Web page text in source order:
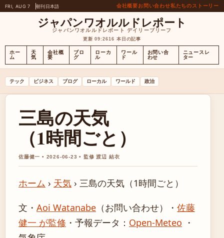
FRI, AUG 7 朝刊日本語 会社概要お問い合わせ私たちのストーリー
ジャパンワオルルドレポート
ジャパンワオルルドレポート デイリーブリーフ
更新 09:2616 本日の記事
ホー
ム
天
気
会社概
要
ブロ
グ
ローカ
ル
ワール
ド
お問い合
わせ
ニュースレ
ター
テック ビジネス ブログ ローカル ワールド 政治
三島の天気
（1時間ごと）
佐藤健一 • 2026-06-23 • 監修 渡辺 結衣
ホーム › 天気 › 三島の天気（1時間ごと）
文・ Aoi Watanabe （お問い合わせ） ・ 佐藤
健一 が監修 ・ 予報データ： Open-Meteo ・